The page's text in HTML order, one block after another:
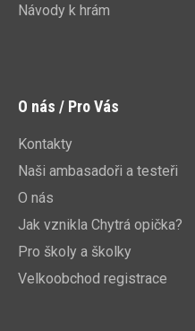
Návody k hrám
O nás / Pro Vás
Kontakty
Naši ambasadoři a testeři
O nás
Jak vznikla Chytrá opička?
Pro školy a školky
Velkoobchod registrace